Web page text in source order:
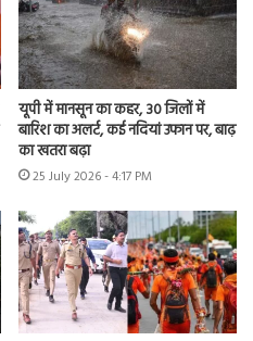
यूपी में मानसून का कहर, 30 जिलों में
बारिश का अलर्ट, कई नदियां उफान पर, बाढ़
का खतरा बढ़ा
25 July 2026 - 4:17 PM